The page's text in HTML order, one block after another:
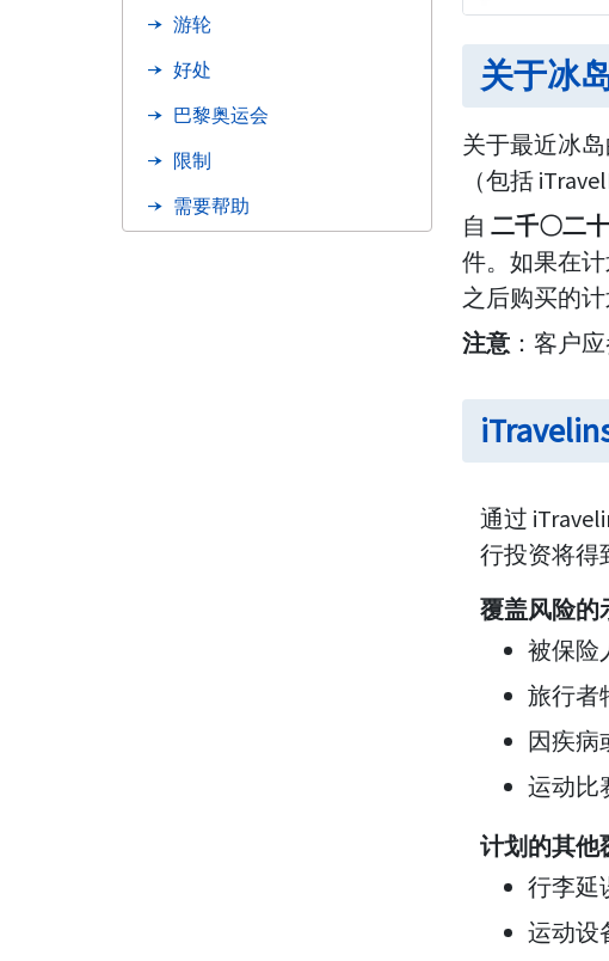
游轮
好处
巴黎奥运会
限制
需要帮助
关于冰
关于最近冰
（包括
自 二千〇二
件。如果在
之后购买的
注意 ：客户
通过
行投资将得
覆盖风险的
被保险
旅行者
因疾病
运动比
计划的其他
行李延
运动设